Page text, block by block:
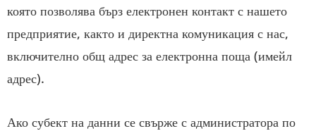
която позволява бърз електронен контакт с нашето
предприятие, както и директна комуникация с нас,
включително общ адрес за електронна поща (имейл
адрес).
Ако субект на данни се свърже с администратора по